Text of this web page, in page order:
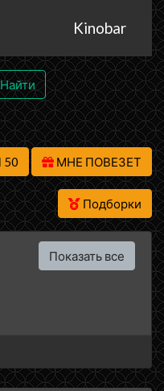
Kinobar
Найти
50 МНЕ ПОВЕЗЕТ
Подборки
Показать все